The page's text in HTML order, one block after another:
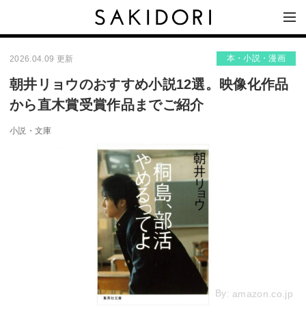
2026.04.09 更新 本・小説・漫画
朝井リョウのおすすめ小説12選。映像化作品
から直木賞受賞作品までご紹介
小説・文庫
By: amazon.co.jp